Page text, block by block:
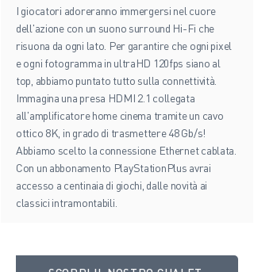
I giocatori adoreranno immergersi nel cuore
dell'azione con un suono surround Hi-Fi che
risuona da ogni lato. Per garantire che ogni pixel
e ogni fotogramma in ultraHD 120fps siano al
top, abbiamo puntato tutto sulla connettività.
Immagina una presa HDMI 2.1 collegata
all'amplificatore home cinema tramite un cavo
ottico 8K, in grado di trasmettere 48 Gb/s!
Abbiamo scelto la connessione Ethernet cablata.
Con un abbonamento PlayStationPlus avrai
accesso a centinaia di giochi, dalle novità ai
classici intramontabili.